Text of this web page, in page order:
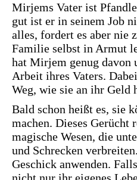
Mirjems Vater ist
gut ist er in seinem Job
alles, fordert es aber nie
Familie selbst in Armut
hat Mirjem genug davon
Arbeit ihres Vaters.
Weg, wie sie an ihr Geld
Bald schon heißt es, sie
machen. Dieses Gerücht
magische Wesen, die
und Schrecken
Geschick anwenden.